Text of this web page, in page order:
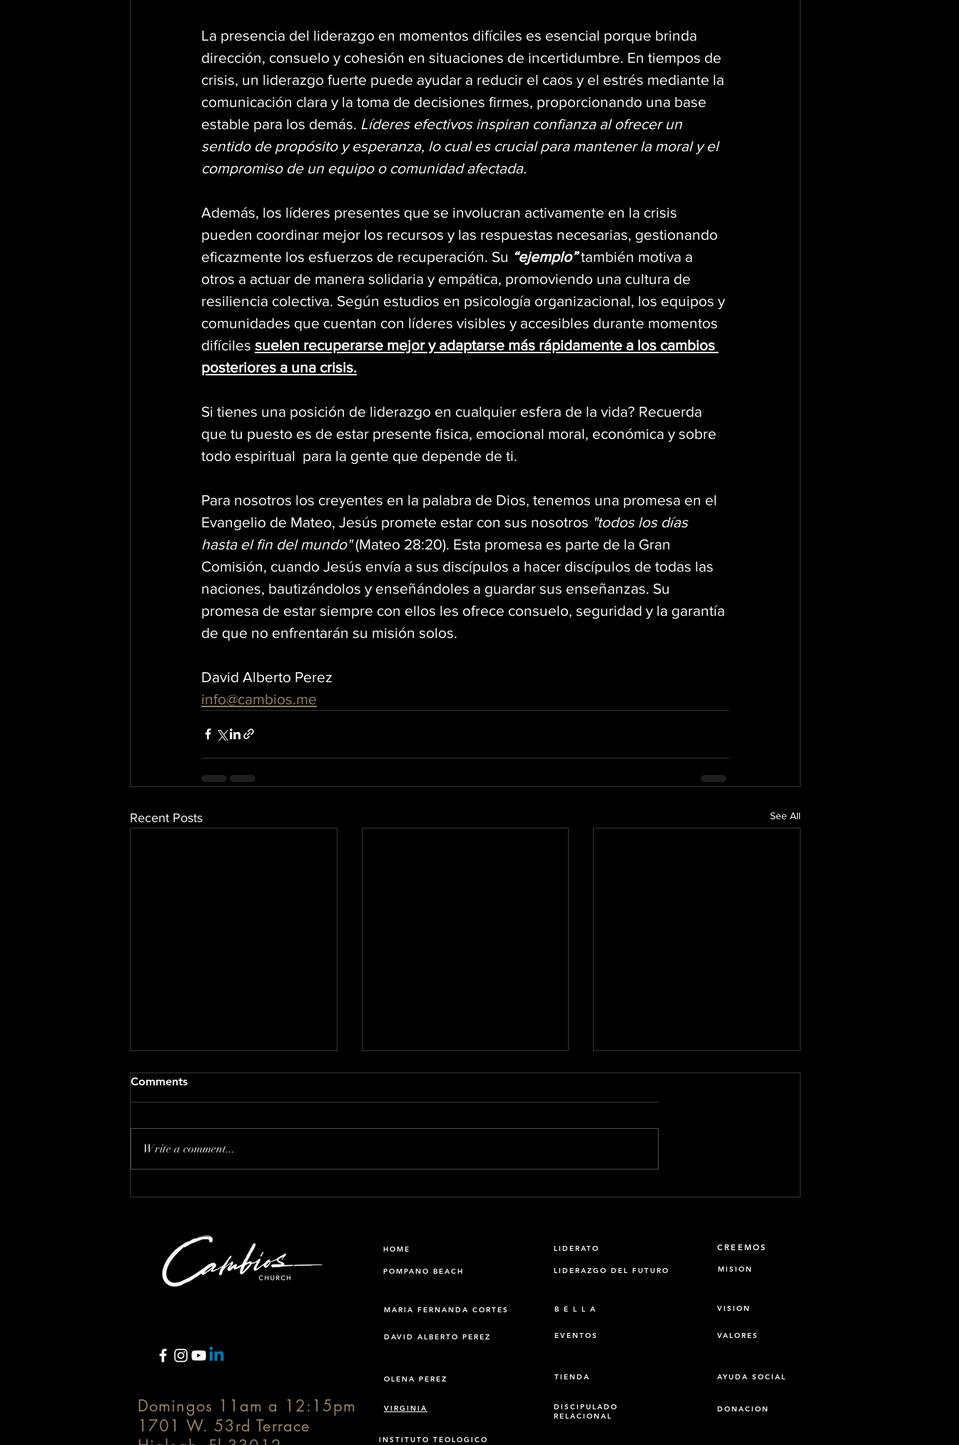
La presencia del liderazgo en momentos difíciles es esencial porque brinda
dirección, consuelo y cohesión en situaciones de incertidumbre. En tiempos de
crisis, un liderazgo fuerte puede ayudar a reducir el caos y el estrés mediante la
comunicación clara y la toma de decisiones firmes, proporcionando una base
estable para los demás. Líderes efectivos inspiran confianza al ofrecer un
sentido de propósito y esperanza, lo cual es crucial para mantener la moral y el
compromiso de un equipo o comunidad afectada.
Además, los líderes presentes que se involucran activamente en la crisis
pueden coordinar mejor los recursos y las respuestas necesarias, gestionando
eficazmente los esfuerzos de recuperación. Su “ejemplo” también motiva a
otros a actuar de manera solidaria y empática, promoviendo una cultura de
resiliencia colectiva. Según estudios en psicología organizacional, los equipos y
comunidades que cuentan con líderes visibles y accesibles durante momentos
difíciles suelen recuperarse mejor y adaptarse más rápidamente a los cambios
posteriores a una crisis.
Si tienes una posición de liderazgo en cualquier esfera de la vida? Recuerda
que tu puesto es de estar presente fisica, emocional moral, económica y sobre
todo espiritual  para la gente que depende de ti.
Para nosotros los creyentes en la palabra de Dios, tenemos una promesa en el
Evangelio de Mateo, Jesús promete estar con sus nosotros "todos los días
hasta el fin del mundo" (Mateo 28:20). Esta promesa es parte de la Gran
Comisión, cuando Jesús envía a sus discípulos a hacer discípulos de todas las
naciones, bautizándolos y enseñándoles a guardar sus enseñanzas. Su
promesa de estar siempre con ellos les ofrece consuelo, seguridad y la garantía
de que no enfrentarán su misión solos.
David Alberto Perez
info@cambios.me
Recent Posts See All
Comments
Write a comment...
HOME
POMPANO BEACH
MARIA FERNANDA CORTES
DAVID ALBERTO PEREZ
LIDERATO
LIDERAZGO DEL FUTURO
B E L L A
EVENTOS
CREEMOS
MISION
VISION
VALORES
OLENA PEREZ
VIRGINIA
INSTITUTO TEOLOGICO
Domingos 11am a 12:15pm
1701 W. 53rd Terrace
TIENDA
DISCIPULADO
RELACIONAL
AYUDA SOCIAL
DONACION